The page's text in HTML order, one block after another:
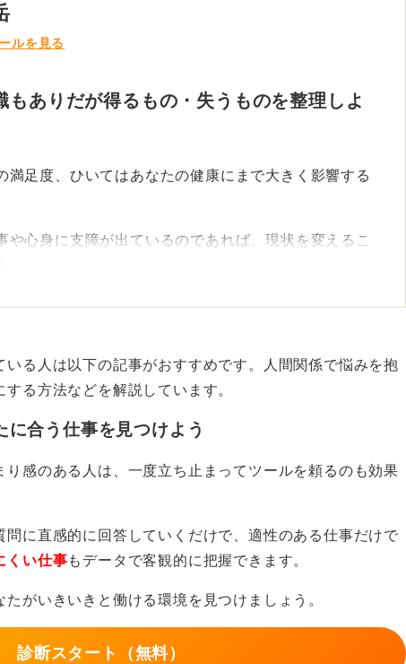
ルを見る
もありだが得るもの・失うものを整理しよ
満足度、ひいてはあなたの健康にまで大きく影響する
や心身に支障が出ているのであれば、現状を変えるこ
。
決断をする前に、得られるものと失うものをしっかり
解決できるかも！ まずは信頼できる人に相談
難しい場合は、周囲の信頼できる同僚や上司に相談し
る人は以下の記事がおすすめです。人間関係で悩みを抱
る方法などを解説しています。
合う仕事を見つけよう
感のある人は、一度立ち止まってツールを頼るのも効果
問に直感的に回答していくだけで、適性のある仕事だけで
くい仕事もデータで客観的に把握できます。
がいきいきと働ける環境を見つけましょう。
診断スタート（無料）